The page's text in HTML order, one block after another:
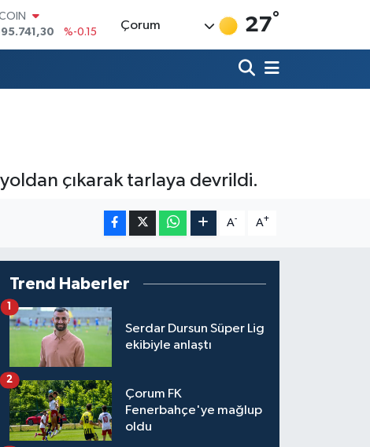
%-0.15
%-14
Çorum 27°
çıkarak tarlaya devrildi.
A- A+
Trend Haberler
Serdar Dursun Süper Lig
ekibiyle anlaştı
1
Çorum FK
Fenerbahçe'ye mağlup
oldu
2